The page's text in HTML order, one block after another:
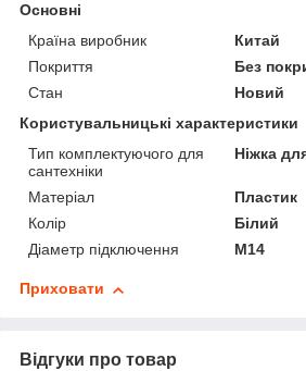
Основні
Країна виробник
Китай
Покриття
Без
Стан
Новий
Користувальницькі характеристики
Тип комплектуючого для
сантехніки
Ніжка
Матеріал
Пластик
Колір
Білий
Діаметр підключення
М14
Приховати
Відгуки про товар